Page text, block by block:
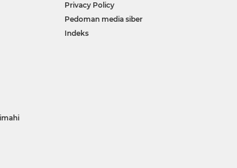
Privacy Policy
Pedoman media siber
Indeks